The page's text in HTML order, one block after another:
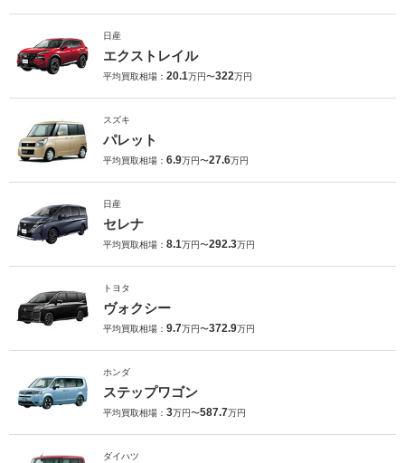
日産
エクストレイル
平均買取相場： 20.1万円〜322万円
スズキ
パレット
平均買取相場： 6.9万円〜27.6万円
日産
セレナ
平均買取相場： 8.1万円〜292.3万円
トヨタ
ヴォクシー
平均買取相場： 9.7万円〜372.9万円
ホンダ
ステップワゴン
平均買取相場： 3万円〜587.7万円
ダイハツ